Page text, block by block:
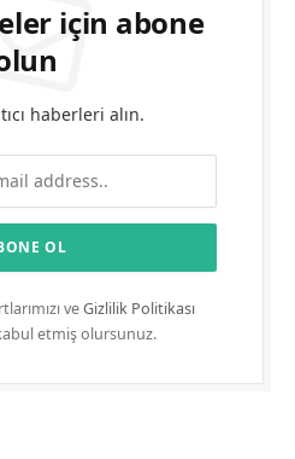
için abone
haberleri alın.
veGizlilik Politikası
etmiş olursunuz.